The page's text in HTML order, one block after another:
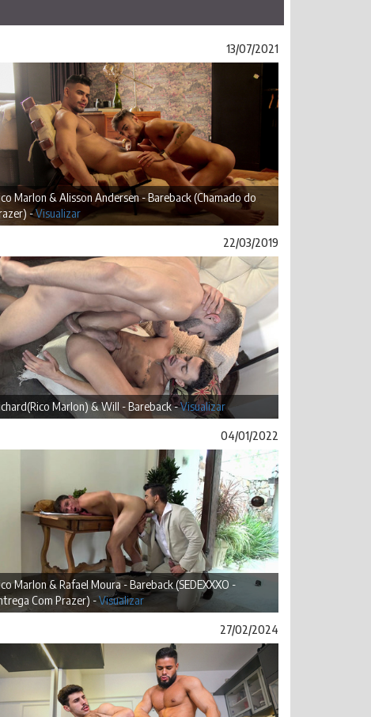
13/07/2021
Marlon & Alisson Andersen - Bareback (Chamado do
-Visualizar
22/03/2019
Marlon) & Will - Bareback -Visualizar
04/01/2022
Marlon & Rafael Moura - Bareback (SEDEXXXO -
Com Prazer) -Visualizar
27/02/2024